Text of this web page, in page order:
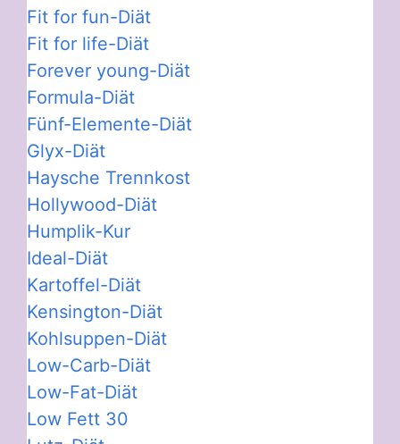
Fit for fun-Diät
Fit for life-Diät
Forever young-Diät
Formula-Diät
Fünf-Elemente-Diät
Glyx-Diät
Haysche Trennkost
Hollywood-Diät
Humplik-Kur
Ideal-Diät
Kartoffel-Diät
Kensington-Diät
Kohlsuppen-Diät
Low-Carb-Diät
Low-Fat-Diät
Low Fett 30